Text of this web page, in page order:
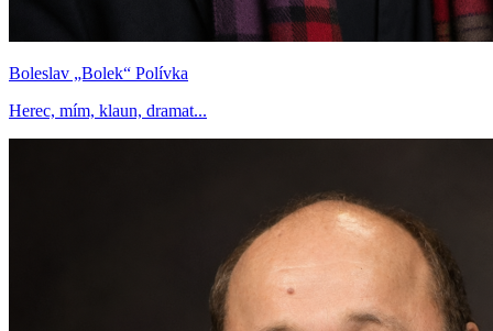
Boleslav „Bolek“ Polívka
Herec, mím, klaun, dramat...